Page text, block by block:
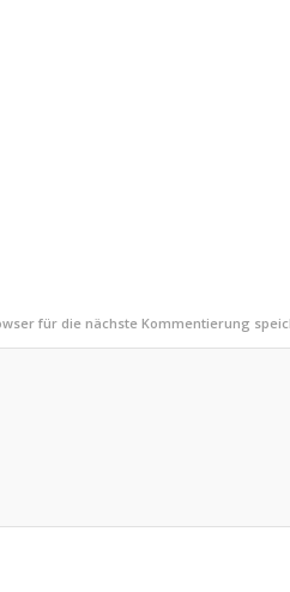
für die nächste Kommentierung